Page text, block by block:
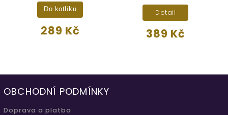
289 Kč
Do kotlíku
389 Kč
Detail
OBCHODNÍ PODMÍNKY
Doprava a platba